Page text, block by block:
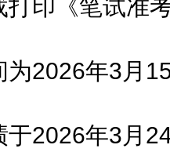
打印《笔试准
年3月15
年3月24